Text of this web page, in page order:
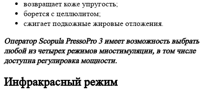
возвращает коже упругость;
борется с целлюлитом;
сжигает подкожные жировые отложения.
Оператор Scopula PressoPro 3 имеет возможность выбрать
любой из четырех режимов миостимуляции, в том числе
доступна регулировка мощности.
Инфракрасный режим